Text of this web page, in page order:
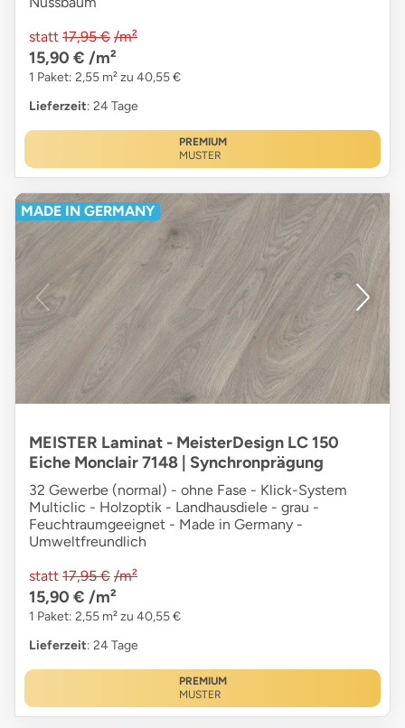
statt 17,95 € /m²
15,90 € /m²
1 Paket: 2,55 m² zu 40,55 €
Lieferzeit: 24 Tage
PREMIUM
MUSTER
MADE IN GERMANY
MEISTER Laminat - MeisterDesign LC 150
Eiche Monclair 7148 | Synchronprägung
32 Gewerbe (normal) - ohne Fase - Klick-System
Multiclic - Holzoptik - Landhausdiele - grau -
Feuchtraumgeeignet - Made in Germany -
Umweltfreundlich
statt 17,95 € /m²
15,90 € /m²
1 Paket: 2,55 m² zu 40,55 €
Lieferzeit: 24 Tage
PREMIUM
MUSTER